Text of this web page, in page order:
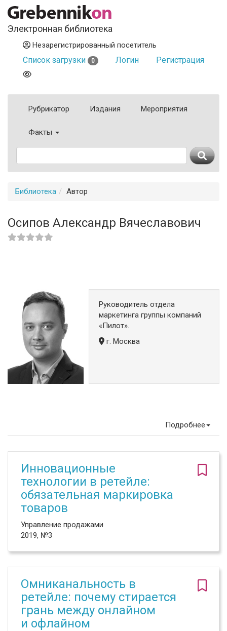
Электронная библиотека
Незарегистрированный посетитель
Список загрузки 0 Логин Регистрация
Рубрикатор Издания Мероприятия
Факты
Библиотека Автор
Осипов Александр Вячеславович
Руководитель отдела
маркетинга группы компаний
«Пилот».
г. Москва
Подробнее
Инновационные
технологии в ретейле:
обязательная маркировка
товаров
Управление продажами
2019, №3
Омниканальность в
ретейле: почему стирается
грань между онлайном
и офлайном